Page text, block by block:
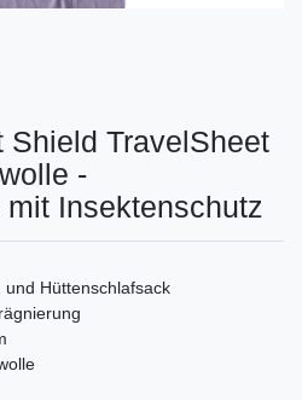
Shield TravelSheet
-
Insektenschutz
Hüttenschlafsack